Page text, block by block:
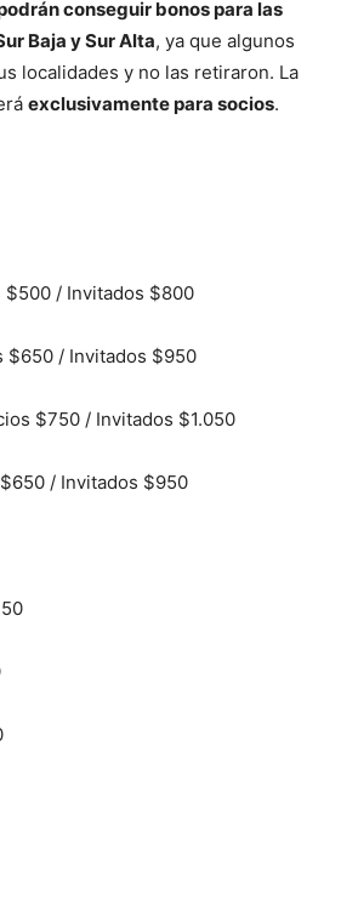
conseguir bonos para las
Baja y Sur Alta, ya que algunos
localidades y no las retiraron. La
exclusivamente para socios.
$500 / Invitados $800
$650 / Invitados $950
$750 / Invitados $1.050
/ Invitados $950